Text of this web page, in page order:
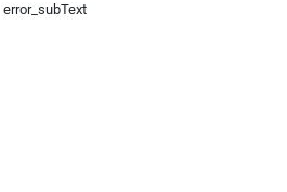
error_subText